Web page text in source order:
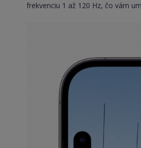
frekvenciu 1 až 120 Hz, čo vám